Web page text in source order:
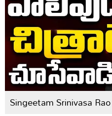
Singeetam Srinivasa Rao